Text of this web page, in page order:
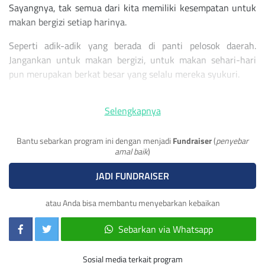
Sayangnya, tak semua dari kita memiliki kesempatan untuk
makan bergizi setiap harinya.
Seperti adik-adik yang berada di panti pelosok daerah.
Jangankan untuk makan bergizi, untuk makan sehari-hari
pun merupakan berkat besar yang selalu mereka syukuri.
semua untuk #BergerakBersama bantu penuhi kebutuhan
Selengkapnya
Bantu sebarkan program ini dengan menjadi Fundraiser(penyebar
amal baik)
JADI FUNDRAISER
atau Anda bisa membantu menyebarkan kebaikan
Sebarkan via Whatsapp
Sosial media terkait program